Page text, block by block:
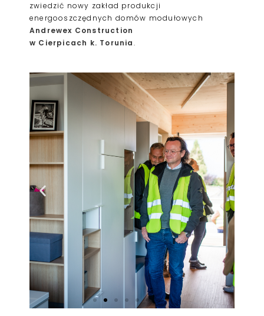
zwiedzić nowy zakład produkcji
energooszczędnych domów modułowych
Andrewex Construction
w Cierpicach k. Torunia.